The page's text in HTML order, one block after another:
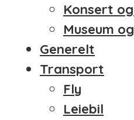
Konsert
Museum
Generelt
Transport
Fly
Leiebil